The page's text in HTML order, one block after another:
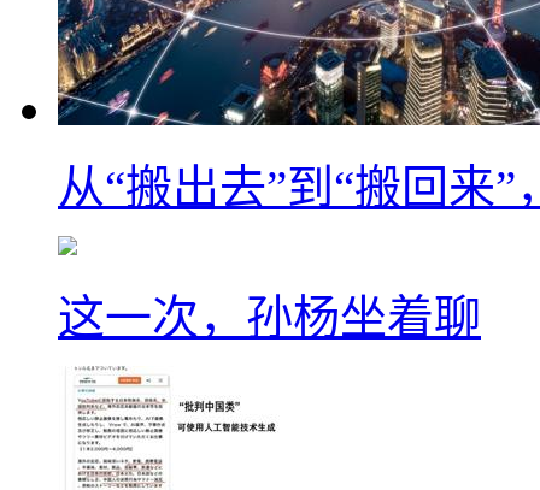
从“搬出去”到“搬回来
这一次，孙杨坐着聊